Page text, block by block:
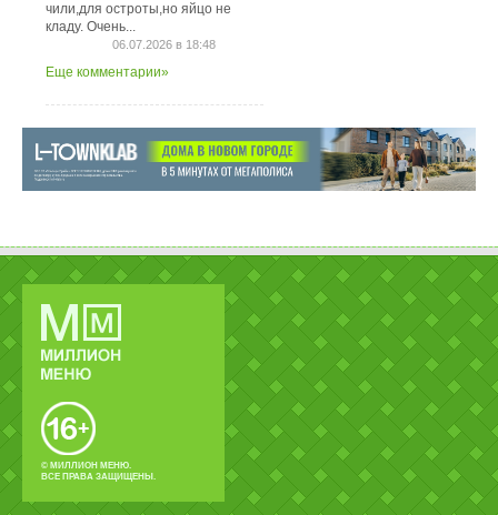
чили,для остроты,но яйцо не
кладу. Очень...
06.07.2026 в 18:48
Еще комментарии»
© МИЛЛИОН МЕНЮ.
ВСЕ ПРАВА ЗАЩИЩЕНЫ.